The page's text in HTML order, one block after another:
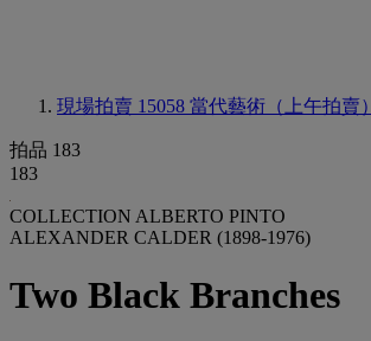
現場拍賣 15058 當代藝術（上午拍賣）
拍品 183
183
COLLECTION ALBERTO PINTO
ALEXANDER CALDER (1898-1976)
Two Black Branches